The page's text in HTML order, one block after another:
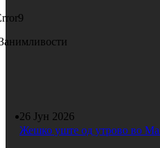
26 Јун 2026
Жешко уште од утрово во